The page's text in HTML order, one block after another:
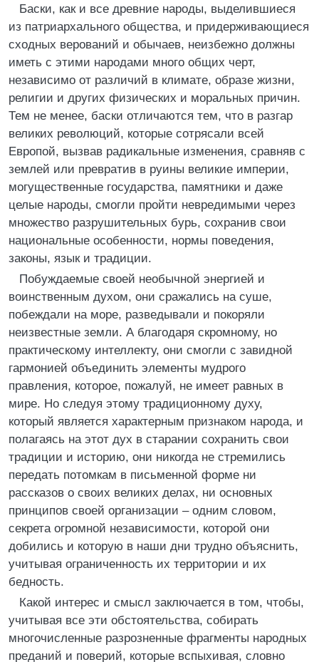
Баски, как и все древние народы, выделившиеся
из патриархального общества, и придерживающиеся
сходных верований и обычаев, неизбежно должны
иметь с этими народами много общих черт,
независимо от различий в климате, образе жизни,
религии и других физических и моральных причин.
Тем не менее, баски отличаются тем, что в разгар
великих революций, которые сотрясали всей
Европой, вызвав радикальные изменения, сравняв с
землей или превратив в руины великие империи,
могущественные государства, памятники и даже
целые народы, смогли пройти невредимыми через
множество разрушительных бурь, сохранив свои
национальные особенности, нормы поведения,
законы, язык и традиции.
Побуждаемые своей необычной энергией и
воинственным духом, они сражались на суше,
побеждали на море, разведывали и покоряли
неизвестные земли. А благодаря скромному, но
практическому интеллекту, они смогли с завидной
гармонией объединить элементы мудрого
правления, которое, пожалуй, не имеет равных в
мире. Но следуя этому традиционному духу,
который является характерным признаком народа, и
полагаясь на этот дух в старании сохранить свои
традиции и историю, они никогда не стремились
передать потомкам в письменной форме ни
рассказов о своих великих делах, ни основных
принципов своей организации – одним словом,
секрета огромной независимости, которой они
добились и которую в наши дни трудно объяснить,
учитывая ограниченность их территории и их
бедность.
Какой интерес и смысл заключается в том, чтобы,
учитывая все эти обстоятельства, собирать
многочисленные разрозненные фрагменты народных
преданий и поверий, которые вспыхивая, словно